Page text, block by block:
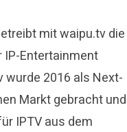
mit waipu.tv die
Entertainment
wurde 2016 als Next-
Markt gebracht und
IPTV aus dem